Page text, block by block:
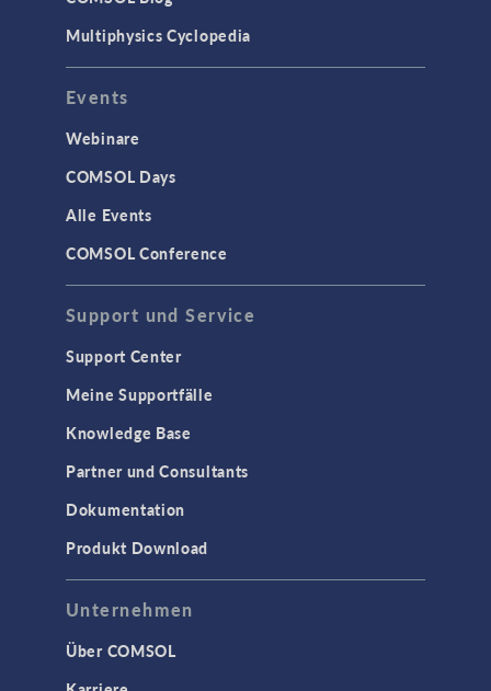
STRUKTURMECHANIK &
AKUSTIK
Akustik & Schwingungen
Materialmodelle
MEMS & Piezoelektrische Elemente
WISSENSCHAFT AKTUELL
TAGS
3D-Druck
AC/DC Module
Acoustics Module
Ausgewählte Wissenschaftler
Battery Design Module
Bioengineering
CFD Module
Multiphysics Cyclopedia
Events
Webinare
COMSOL Days
Alle Events
COMSOL Conference
Support und Service
Support Center
Meine Supportfälle
Knowledge Base
Partner und Consultants
Dokumentation
Produkt Download
Unternehmen
Über COMSOL